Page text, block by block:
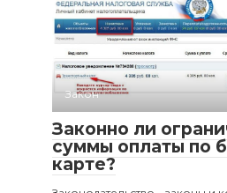
Закон
Законно ли
суммы оплаты по
карте?